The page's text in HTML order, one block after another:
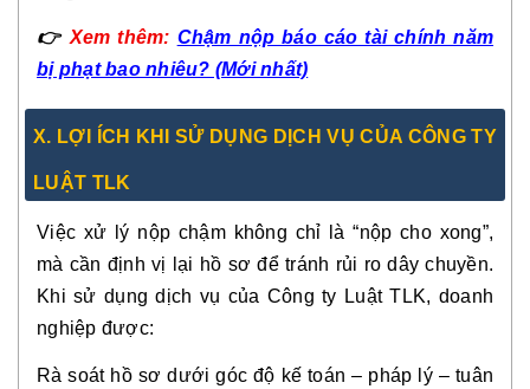
👉 Xem thêm: Chậm nộp báo cáo tài chính năm
bị phạt bao nhiêu? (Mới nhất)
X. LỢI ÍCH KHI SỬ DỤNG DỊCH VỤ CỦA CÔNG TY
LUẬT TLK
Việc xử lý nộp chậm không chỉ là “nộp cho xong”,
mà cần định vị lại hồ sơ để tránh rủi ro dây chuyền.
Khi sử dụng dịch vụ của Công ty Luật TLK, doanh
nghiệp được:
Rà soát hồ sơ dưới góc độ kế toán – pháp lý – tuân